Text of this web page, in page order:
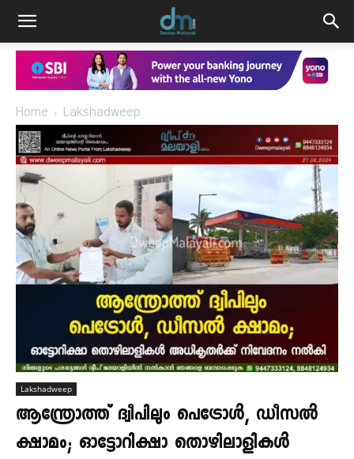
Home Lakshadweep
Lakshadweep
ആന്ത്രോത്ത് ദ്വീപിലും പെട്രോൾ, ഡീസൽ
ക്ഷാമം; ഓട്ടോറിക്ഷാ തൊഴിലാളികൾ